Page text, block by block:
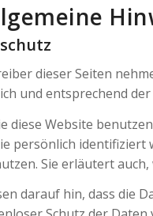
dieser Seiten
und entsprechend
diese Website
persönlich
Sie erläutert
darauf hin, dass die